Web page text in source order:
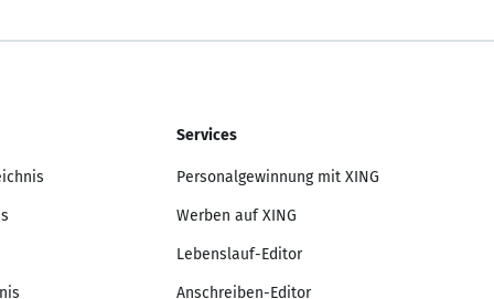
Services
Personalgewinnung mit XING
Werben auf XING
Lebenslauf-Editor
Anschreiben-Editor